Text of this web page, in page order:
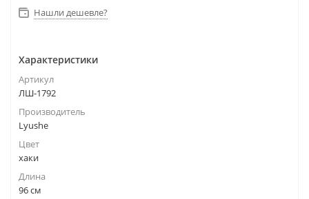
Нашли дешевле?
Характеристики
Артикул
ЛШ-1792
Производитель
Lyushe
Цвет
хаки
Длина
96 см